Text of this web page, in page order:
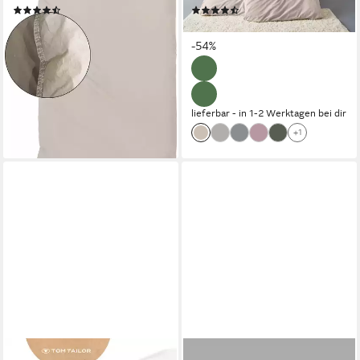
ab 24,93 € UVP
nur diesen Monat
lieferbar - in 2-3 Werktagen bei dir
(2397)
ab 22,49 € UVP48,99 €
-54%
lieferbar - in 1-2 Werktagen bei dir
+1
TOM TAILOR HOME